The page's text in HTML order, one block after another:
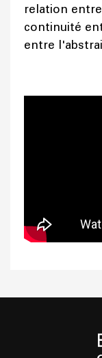
relation
continuité
entre